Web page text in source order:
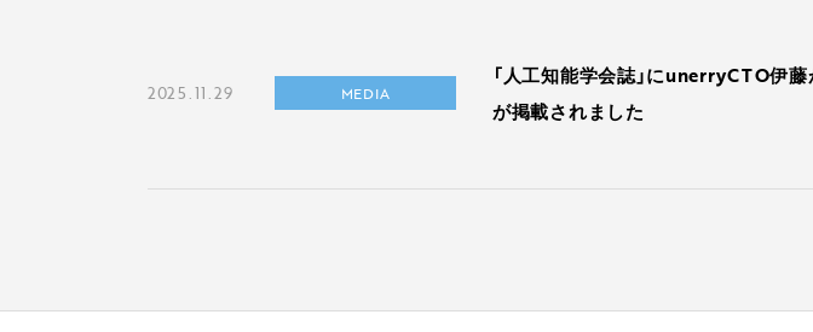
2025.11.29 MEDIA
「人工知能学会誌」にunerryCTO伊
が掲載されました